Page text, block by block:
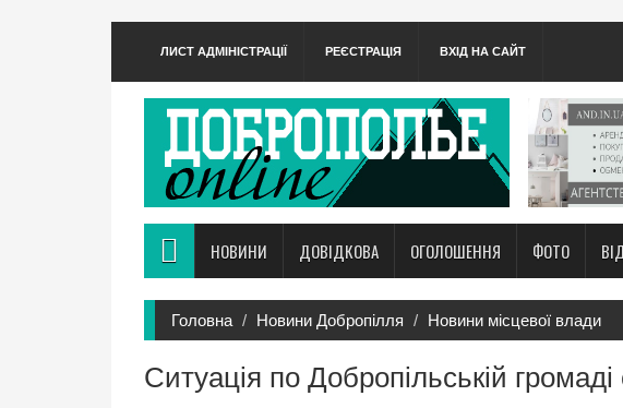
ЛИСТ АДМІНІСТРАЦІЇ РЕЄСТРАЦІЯ ВХІД НА САЙТ
НОВИНИ ДОВІДКОВА ОГОЛОШЕННЯ ФОТО
Головна Новини Добропілля Новини місцевої влади
Ситуація по Добропільській